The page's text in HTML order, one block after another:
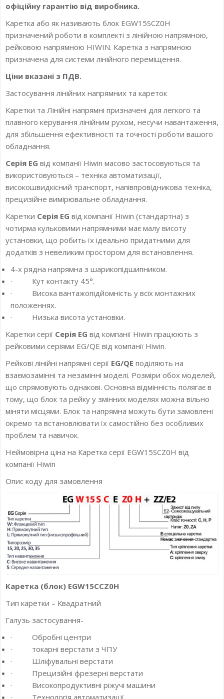
офіційну гарантію від виробника.
Каретка або як називають блок EGW15SCZ0H
призначений роботи в комплекті з лінійною напрямною,
рейковою напрямною HIWIN. Каретка з напрямною
призначена для системи лінійного переміщення.
Ціни вказані з ПДВ.
Застосування лінійних напрямних та кареток
Каретки та Лінійні напрямні призначені для легкого та
плавного керування лінійним рухом, несучи навантаження,
для збільшення ефективності та точності роботи вашого
обладнання.
Серія EG від компанії Hiwin масово застосовуються та
використовуються – техніка автоматизації,
високошвидкісний транспорт, напівпровідникова техніка,
прецизійне вимірювальне обладнання.
Каретки Серія EG від компанії Hiwin (стандартна) з
чотирма кульковими напрямними має малу висоту
установки, що робить їх ідеально придатними для
додатків з невеликим простором для встановлення.
4-х рядна напрямна з шарикопідшипником.
· Кут контакту 45°.
· Висока вантажопідйомність у всіх монтажних
положеннях.
· Низька висота установки.
Каретки серії Серія EG від компанії Hiwin працюють з
рейковими серіями EG/QE від компанії Hiwin.
Рейкові лінійні напрямні серії EG/QE поділяють на
взаємозамінні та незамінні моделі. Розміри обох моделей,
що спрямовують однакові. Основна відмінність полягає в
тому, що блок та рейку у змінних моделях можна вільно
міняти місцями. Блок та напрямна можуть бути замовлені
окремо та встановлювати їх самостійно без особливих
проблем та навичок.
Неймовірна ціна на Каретка серії EGW15SCZ0H від
компанії Hiwin
Опис коду для замовлення
Каретка (блок) EGW15CCZ0H
Тип каретки – Квадратний
Галузь застосування-
· Обробні центри
· токарні верстати з ЧПУ
· Шліфувальні верстати
· Прецизійні фрезерні верстати
· Високопродуктивні ріжучі машини